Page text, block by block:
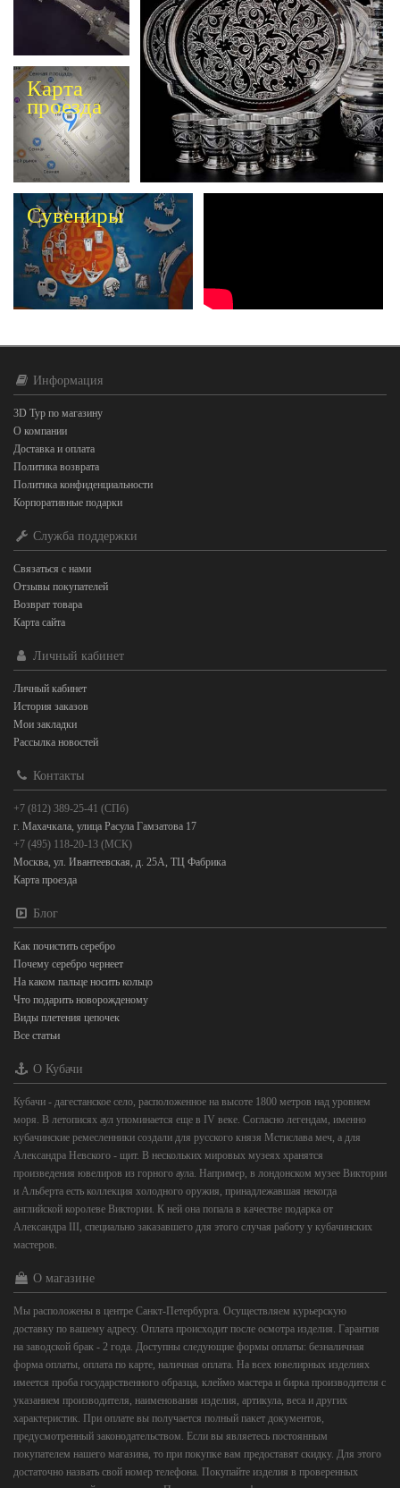
Сувениры
Карта
проезда
Информация
3D Тур по магазину
О компании
Доставка и оплата
Политика возврата
Политика конфиденциальности
Корпоративные подарки
Служба поддержки
Связаться с нами
Отзывы покупателей
Возврат товара
Карта сайта
Личный кабинет
Личный кабинет
История заказов
Мои закладки
Рассылка новостей
Контакты
+7 (812) 389-25-41 (СПб)
г. Махачкала, улица Расула Гамзатова 17
+7 (495) 118-20-13 (МСК)
Москва, ул. Ивантеевская, д. 25А, ТЦ Фабрика
Карта проезда
Блог
Как почистить серебро
Почему серебро чернеет
На каком пальце носить кольцо
Что подарить новорожденому
Виды плетения цепочек
Все статьи
О Кубачи
Кубачи - дагестанское село, расположенное на высоте 1800 метров над уровнем
моря. В летописях аул упоминается еще в IV веке. Согласно легендам, именно
кубачинские ремесленники создали для русского князя Мстислава меч, а для
Александра Невского - щит. В нескольких мировых музеях хранятся
произведения ювелиров из горного аула. Например, в лондонском музее Виктории
и Альберта есть коллекция холодного оружия, принадлежавшая некогда
английской королеве Виктории. К ней она попала в качестве подарка от
Александра III, специально заказавшего для этого случая работу у кубачинских
мастеров.
О магазине
Мы расположены в центре Санкт-Петербурга. Осуществляем курьерскую
доставку по вашему адресу. Оплата происходит после осмотра изделия. Гарантия
на заводской брак - 2 года. Доступны следующие формы оплаты: безналичная
форма оплаты, оплата по карте, наличная оплата. На всех ювелирных изделиях
имеется проба государственного образца, клеймо мастера и бирка производителя с
указанием производителя, наименования изделия, артикула, веса и других
характеристик. При оплате вы получается полный пакет документов,
предусмотренный законодательством. Если вы являетесь постоянным
покупателем нашего магазина, то при покупке вам предоставят скидку. Для этого
достаточно назвать свой номер телефона. Покупайте изделия в проверенных